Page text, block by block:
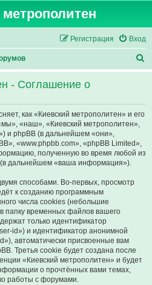
Вход
Регистрация
о
с
- Соглашение о
как «Киевский метрополитен» и его
«наш», «Киевский метрополитен»,
и phpBB (в дальнейшем «они»,
«www.phpbb.com», «phpBB Limited»,
полученную во время любой из
(в дальнейшем «ваша информация»).
способами. Во-первых, просмотр
к созданию программным
числа cookies (небольшие
папку временных файлов вашего
только идентификатор
id») и идентификатор анонимной
автоматически присвоенные вам
Третья cookie будет создана после
«Киевский метрополитен» и будет
о прочтённых вами темах,
работы с форумами.